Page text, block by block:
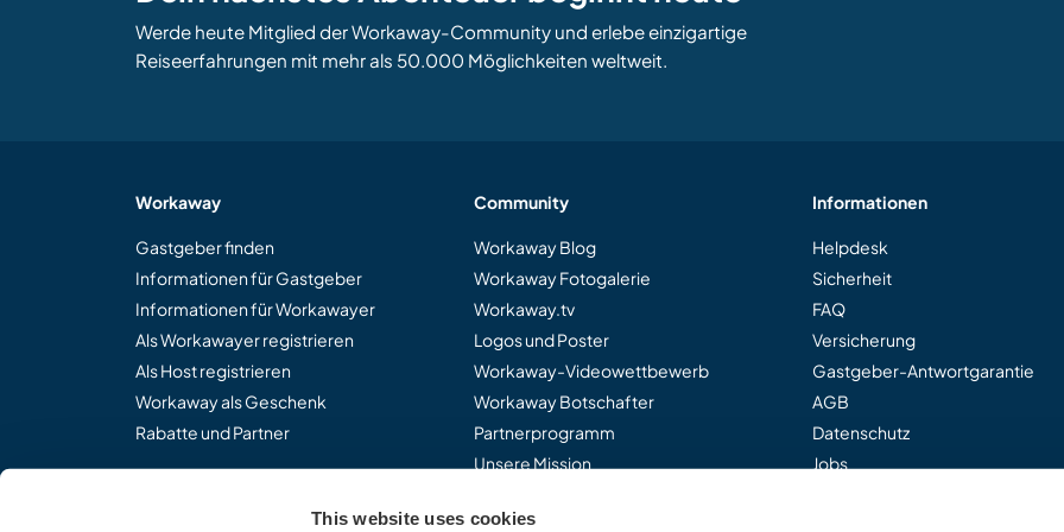
This website uses cookies
Werde heute Mitglied der Workaway-Community und erlebe einzigartige
Reiseerfahrungen mit mehr als 50.000 Möglichkeiten weltweit.
Workaway
Gastgeber finden
Informationen für Gastgeber
Informationen für Workawayer
Als Workawayer registrieren
Als Host registrieren
Workaway als Geschenk
Rabatte und Partner
Community
Workaway Blog
Workaway Fotogalerie
Workaway.tv
Logos und Poster
Workaway-Videowettbewerb
Workaway Botschafter
Partnerprogramm
Unsere Mission
Informationen
Helpdesk
Sicherheit
FAQ
Versicherung
Gastgeber-Antwortgarantie
AGB
Datenschutz
Jobs